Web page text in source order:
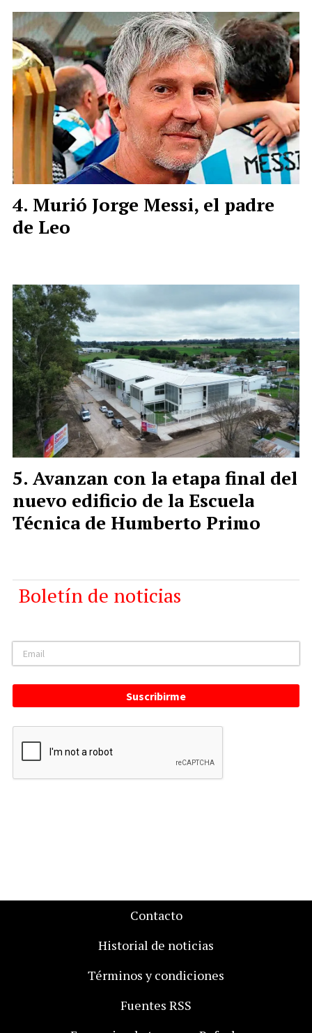
Murió Jorge Messi, el padre
de Leo
Avanzan con la etapa final del
nuevo edificio de la Escuela
Técnica de Humberto Primo
Boletín de noticias
Suscribirme
Contacto
Historial de noticias
Términos y condiciones
Fuentes RSS